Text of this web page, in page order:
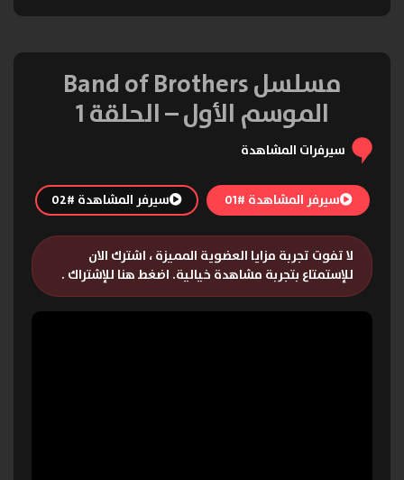
مسلسل Band of Brothers
الموسم الأول – الحلقة 1
سيرفرات المشاهدة
سيرفر المشاهدة #01 سيرفر المشاهدة #02
لا تفوت تجربة مزايا العضوية المميزة ، اشترك الان
للإستمتاع بتجربة مشاهدة خيالية. اضغط هنا للإشتراك .